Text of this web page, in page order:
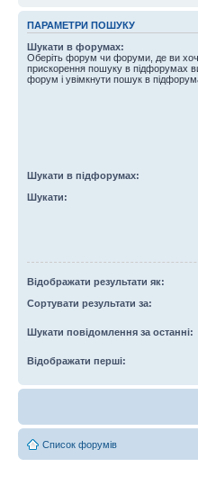
ПАРАМЕТРИ ПОШУКУ
Шукати в форумах:
Оберіть форум чи форуми, де ви
прискорення пошуку в підфорумах
форум і увімкнути пошук в
Шукати в підфорумах:
Шукати:
Відображати результати як:
Сортувати результати за:
Шукати повідомлення за останні:
Відображати перші:
Список форумів